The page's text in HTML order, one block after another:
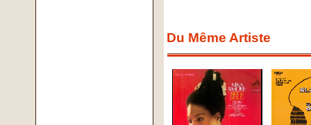
Du Même Artiste